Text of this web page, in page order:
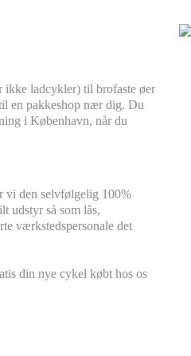
ladcykler) til brofaste øer
en pakkeshop nær dig. Du
i København, når du
vi den selvfølgelig 100%
udstyr så som lås,
værkstedspersonale det
din nye cykel købt hos os